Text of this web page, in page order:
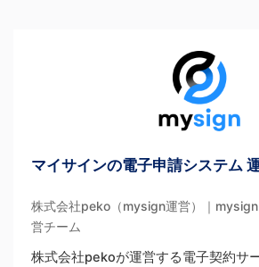
マイサインの電子申請システム
株式会社peko（mysign運営）｜
営チーム
株式会社pekoが運営する電子契約サ